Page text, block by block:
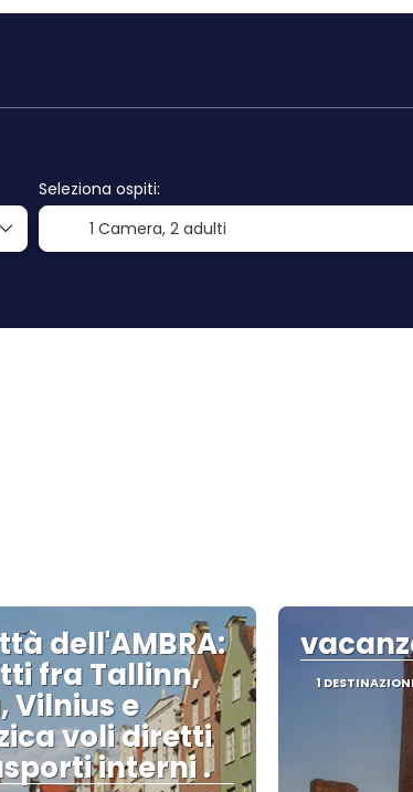
Seleziona ospiti:
1 Camera, 2 adulti
dell'AMBRA:
fra Tallinn,
Vilnius e
voli diretti
interni .
1